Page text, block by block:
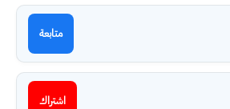
متابعة
اشتراك